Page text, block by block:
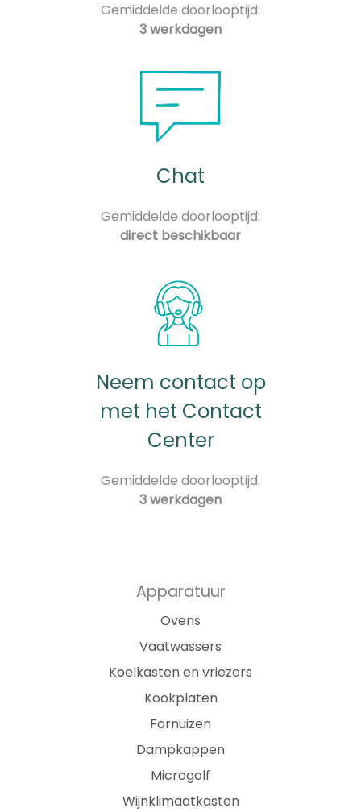
Gemiddelde doorlooptijd:
3 werkdagen
Chat
Gemiddelde doorlooptijd:
direct beschikbaar
Neem contact op
met het Contact
Center
Gemiddelde doorlooptijd:
3 werkdagen
Apparatuur
Ovens
Vaatwassers
Koelkasten en vriezers
Kookplaten
Fornuizen
Dampkappen
Microgolf
Wijnklimaatkasten